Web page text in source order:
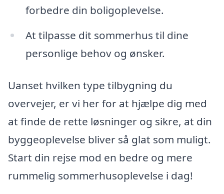
forbedre din boligoplevelse.
At tilpasse dit sommerhus til dine
personlige behov og ønsker.
Uanset hvilken type tilbygning du
overvejer, er vi her for at hjælpe dig med
at finde de rette løsninger og sikre, at din
byggeoplevelse bliver så glat som muligt.
Start din rejse mod en bedre og mere
rummelig sommerhusoplevelse i dag!